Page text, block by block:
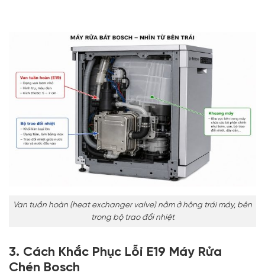
Van tuần hoàn (heat exchanger valve) nằm ở hông trái máy, bên
trong bộ trao đổi nhiệt
3. Cách Khắc Phục Lỗi E19 Máy Rửa
Chén Bosch